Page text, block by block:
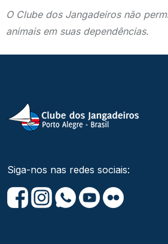
O Clube dos Jangadeiros não
animais em suas dependências.
Siga-nos nas redes sociais: